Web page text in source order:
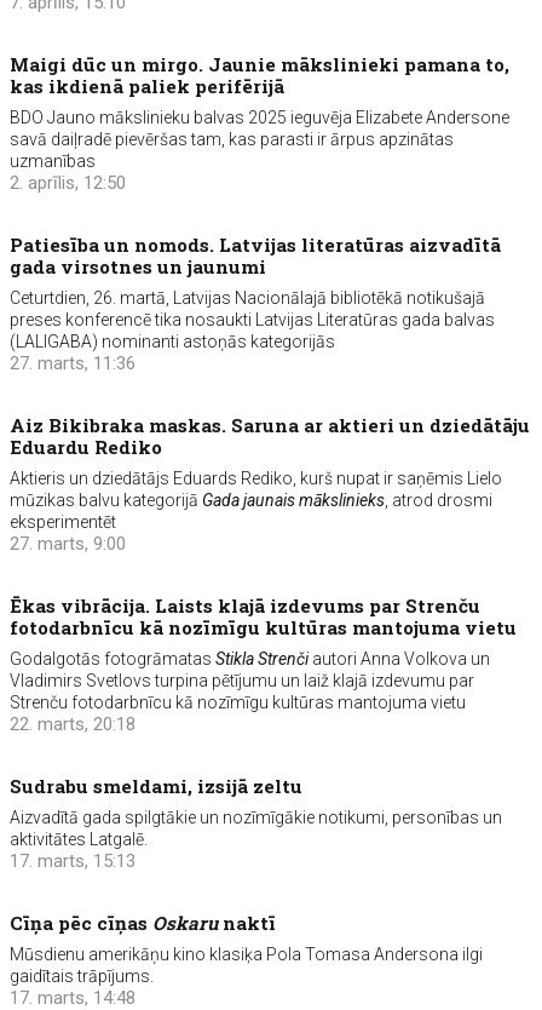
Maigi dūc un mirgo. Jaunie mākslinieki pamana to,
kas ikdienā paliek perifērijā
BDO Jauno mākslinieku balvas 2025 ieguvēja Elizabete Andersone
savā daiļradē pievēršas tam, kas parasti ir ārpus apzinātas
uzmanības
2. aprīlis, 12:50
Patiesība un nomods. Latvijas literatūras aizvadītā
gada virsotnes un jaunumi
Ceturtdien, 26. martā, Latvijas Nacionālajā bibliotēkā notikušajā
preses konferencē tika nosaukti Latvijas Literatūras gada balvas
(LALIGABA) nominanti astoņās kategorijās
27. marts, 11:36
Aiz Bikibraka maskas. Saruna ar aktieri un dziedātāju
Eduardu Rediko
Aktieris un dziedātājs Eduards Rediko, kurš nupat ir saņēmis Lielo
mūzikas balvu kategorijā Gada jaunais mākslinieks , atrod drosmi
eksperimentēt
27. marts, 9:00
Ēkas vibrācija. Laists klajā izdevums par Strenču
fotodarbnīcu kā nozīmīgu kultūras mantojuma vietu
Godalgotās fotogrāmatasStikla Strenčiautori Anna Volkova un
Vladimirs Svetlovs turpina pētījumu un laiž klajā izdevumu par
Strenču fotodarbnīcu kā nozīmīgu kultūras mantojuma vietu
22. marts, 20:18
Sudrabu smeldami, izsijā zeltu
Aizvadītā gada spilgtākie un nozīmīgākie notikumi, personības un
aktivitātes Latgalē.
17. marts, 15:13
Cīņa pēc cīņas Oskarunaktī
Mūsdienu amerikāņu kino klasiķa Pola Tomasa Andersona ilgi
gaidītais trāpījums.
17. marts, 14:48